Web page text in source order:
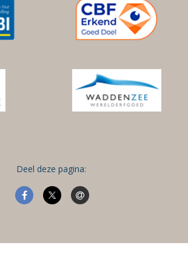
Deel deze pagina: